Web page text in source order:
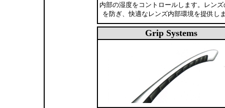
内部の湿度をコントロールします。レンズ
を防ぎ、快適なレンズ内部環境を提供し
Grip Systems